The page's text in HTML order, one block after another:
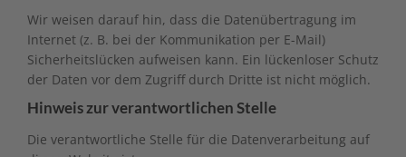
Wir weisen darauf hin, dass die Datenübertragung im
Internet (z. B. bei der Kommunikation per E-Mail)
Sicherheitslücken aufweisen kann. Ein lückenloser Schutz
der Daten vor dem Zugriff durch Dritte ist nicht möglich.
Hinweis zur verantwortlichen Stelle
Die verantwortliche Stelle für die Datenverarbeitung auf